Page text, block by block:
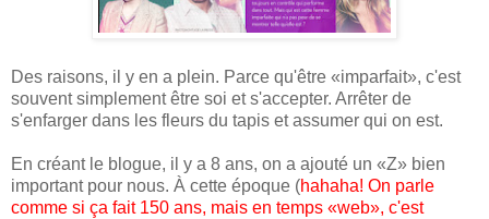
Des raisons, il y en a plein. Parce qu'être «imparfait», c'est
souvent simplement être soi et s'accepter. Arrêter de
s'enfarger dans les fleurs du tapis et assumer qui on est.
En créant le blogue, il y a 8 ans, on a ajouté un «Z» bien
important pour nous. À cette époque (hahaha! On parle
comme si ça fait 150 ans, mais en temps «web», c'est